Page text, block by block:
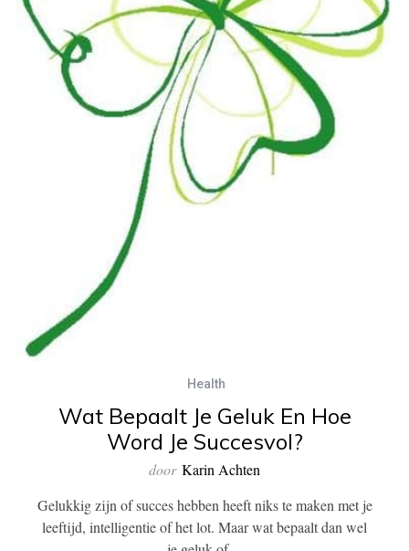
Health
Wat Bepaalt Je Geluk En Hoe
Word Je Succesvol?
door Karin Achten
Gelukkig zijn of succes hebben heeft niks te maken met je
leeftijd, intelligentie of het lot. Maar wat bepaalt dan wel